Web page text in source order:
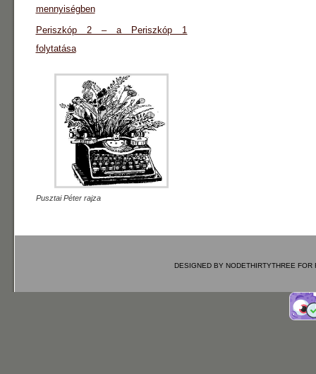
mennyiségben
Periszkóp 2 – a Periszkóp 1
folytatása
Pusztai Péter rajza
DESIGNED BY NODETHIRTYTHREE FOR